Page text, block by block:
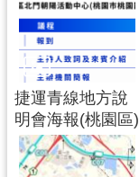
策
網
站
安
全
政
策
捷運青線地方說
明會海報(桃園區)